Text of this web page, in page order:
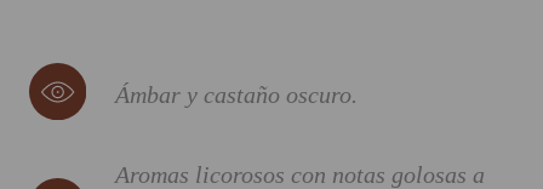
Ámbar y castaño oscuro.
Aromas licorosos con notas golosas a